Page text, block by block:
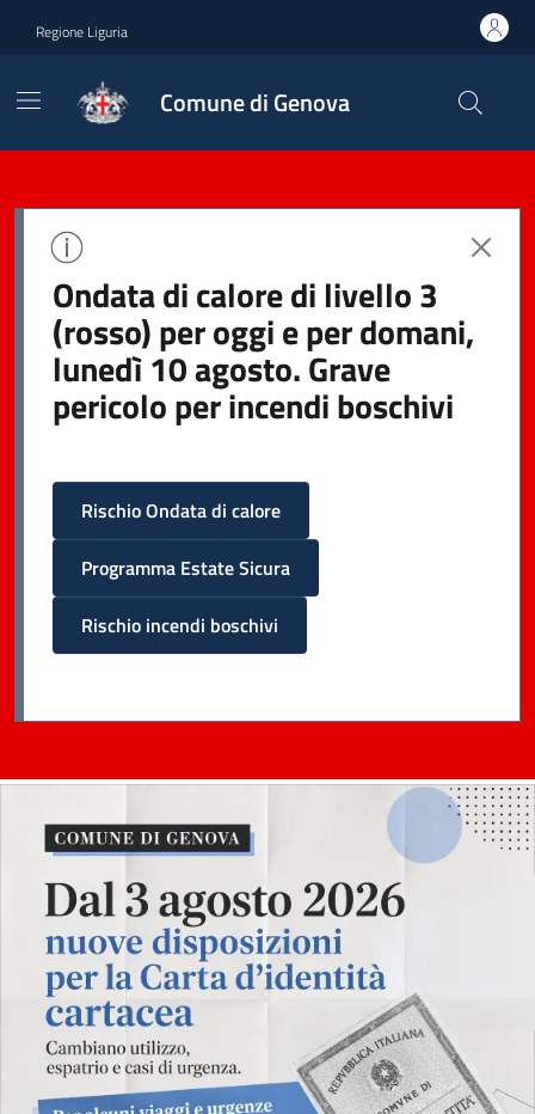
Regione Liguria
Comune di Genova
Ondata di calore di livello 3
(rosso) per oggi e per domani,
lunedì 10 agosto. Grave
pericolo per incendi boschivi
Rischio Ondata di calore
Programma Estate Sicura
Rischio incendi boschivi